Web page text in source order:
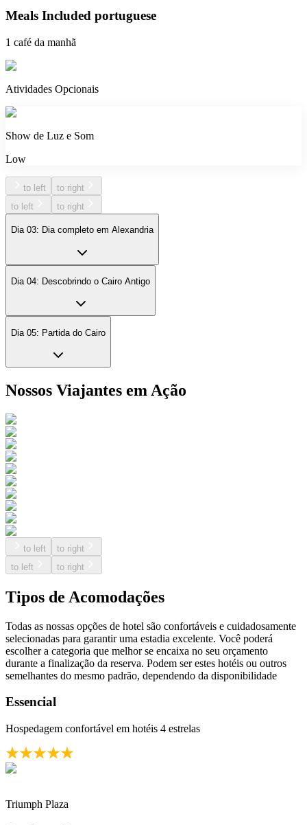
Meals Included portuguese
1 café da manhã
Atividades Opcionais
Show de Luz e Som
Low
to left
to right
to left
to right
Dia 03: Dia completo em Alexandria
Dia 04: Descobrindo o Cairo Antigo
Dia 05: Partida do Cairo
Nossos Viajantes em Ação
to left
to right
to left
to right
Tipos de Acomodações
Todas as nossas opções de hotel são confortáveis e cuidadosamente
selecionadas para garantir uma estadia excelente. Você poderá
escolher a categoria que melhor se encaixa no seu orçamento
durante a finalização da reserva. Podem ser estes hotéis ou outros
semelhantes do mesmo padrão, dependendo da disponibilidade
Essencial
Hospedagem confortável em hotéis 4 estrelas
Triumph Plaza